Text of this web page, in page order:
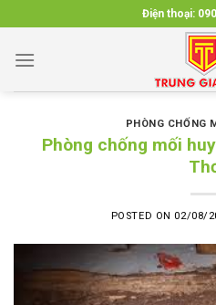
to
content
Điện thoại:
PHÒNG CHỐNG
Phòng chống mối
POSTED ON 02/08/